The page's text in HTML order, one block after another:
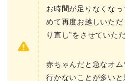
お時間が足りなくな
めて再度お越しいただ
り直し”をさせていた
赤ちゃんだと急なオ
行かないことが多い